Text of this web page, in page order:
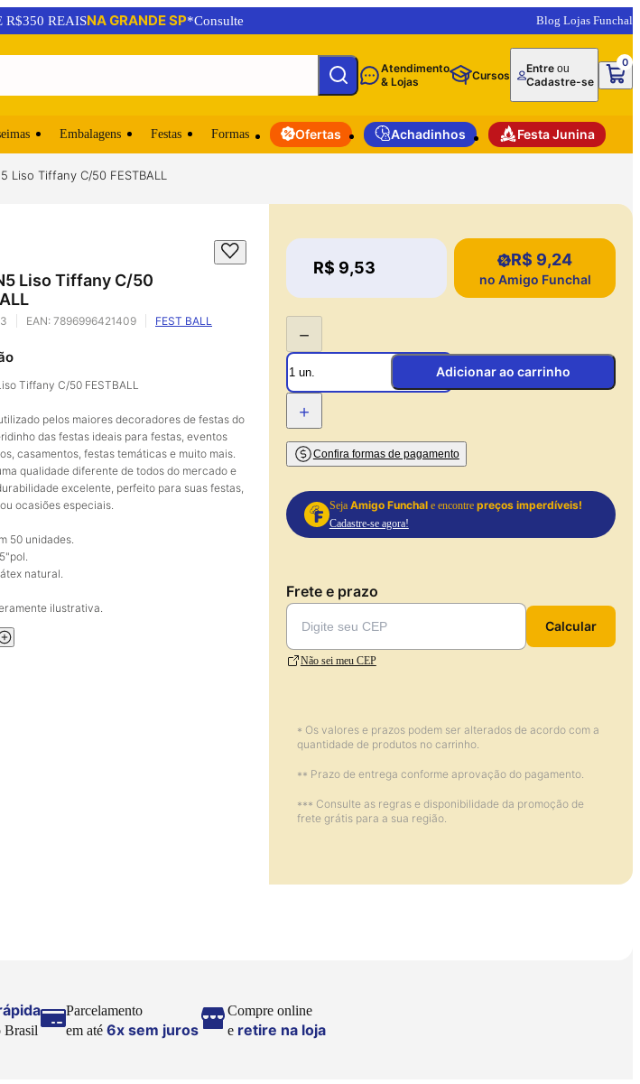
R$350 REAISNA GRANDE SP*Consulte Blog Lojas Funchal
Atendimento
& Lojas
Cursos Entreou
Cadastre-se
0
Embalagens Festas Formas Ofertas Achadinhos Festa Junina
Liso Tiffany C/50 FESTBALL
Liso Tiffany C/50
EAN: 7896996421409 FEST BALL
Tiffany C/50 FESTBALL
pelos maiores decoradores de festas do
das festas ideais para festas, eventos
casamentos, festas temáticas e muito mais.
qualidade diferente de todos do mercado e
excelente, perfeito para suas festas,
ocasiões especiais.
50 unidades.
natural.
ilustrativa.
Price:
R$ 9,53 Price:
R$ 9,24
no Amigo Funchal
−
+
Adicionar ao carrinho
Confira formas de pagamento
Seja Amigo Funchale encontre preços imperdíveis!
Cadastre-se agora!
Frete e prazo
Calcular
Não sei meu CEP
* Os valores e prazos podem ser alterados de acordo com a
quantidade de produtos no carrinho.
** Prazo de entrega conforme aprovação do pagamento.
*** Consulte as regras e disponibilidade da promoção de
frete grátis para a sua região.
Brasil
Parcelamento
em até 6x sem juros
Compre online
e retire na loja